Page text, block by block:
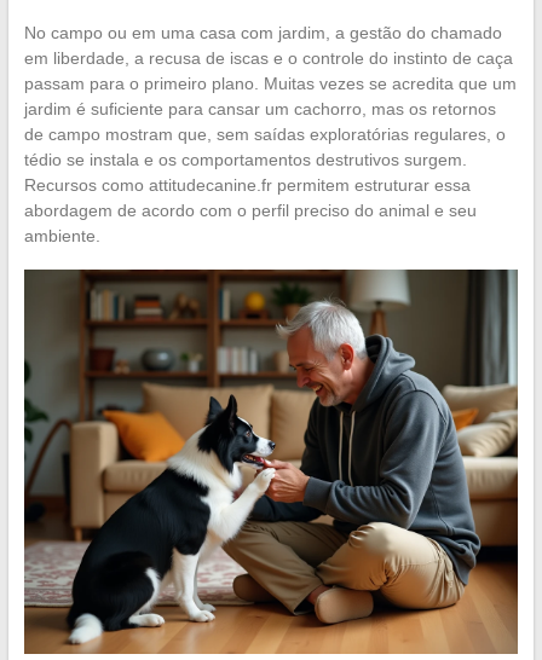
No campo ou em uma casa com jardim, a gestão do chamado
em liberdade, a recusa de iscas e o controle do instinto de caça
passam para o primeiro plano. Muitas vezes se acredita que um
jardim é suficiente para cansar um cachorro, mas os retornos
de campo mostram que, sem saídas exploratórias regulares, o
tédio se instala e os comportamentos destrutivos surgem.
Recursos como attitudecanine.fr permitem estruturar essa
abordagem de acordo com o perfil preciso do animal e seu
ambiente.